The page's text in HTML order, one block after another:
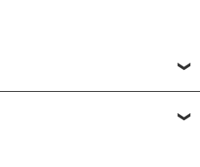
линз поможет